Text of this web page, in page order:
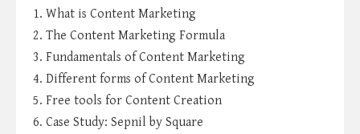
1. What is Content Marketing
2. The Content Marketing Formula
3. Fundamentals of Content Marketing
4. Different forms of Content Marketing
5. Free tools for Content Creation
6. Case Study: Sepnil by Square